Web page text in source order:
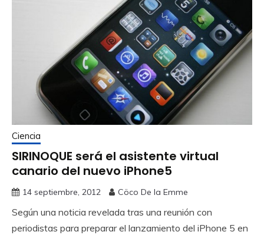
Ciencia
SIRINOQUE será el asistente virtual
canario del nuevo iPhone5
14 septiembre, 2012 Cöco De la Emme
Según una noticia revelada tras una reunión con
periodistas para preparar el lanzamiento del iPhone 5 en